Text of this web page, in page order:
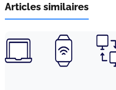
Articles similaires